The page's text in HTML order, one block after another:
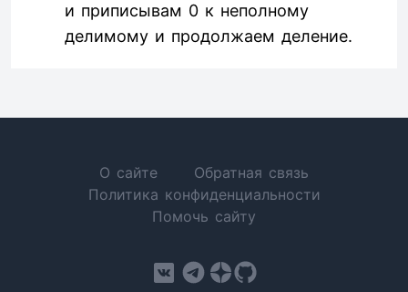
и приписывам 0 к неполному
делимому и продолжаем деление.
О сайте
Обратная связь
Политика конфиденциальности
Помочь сайту